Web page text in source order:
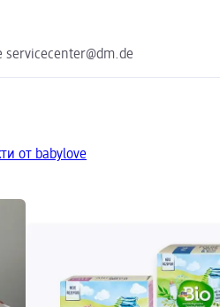
servicecenter@dm.de
от babylove